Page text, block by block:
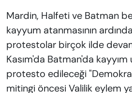
Mardin, Halfeti ve Batman
kayyum atanmasının
protestolar birçok ilde
Kasım'da Batman'da kayyım
protesto edileceği
mitingi öncesi Valilik eylem
SİYASET
VAN VE DİYARBAKIR